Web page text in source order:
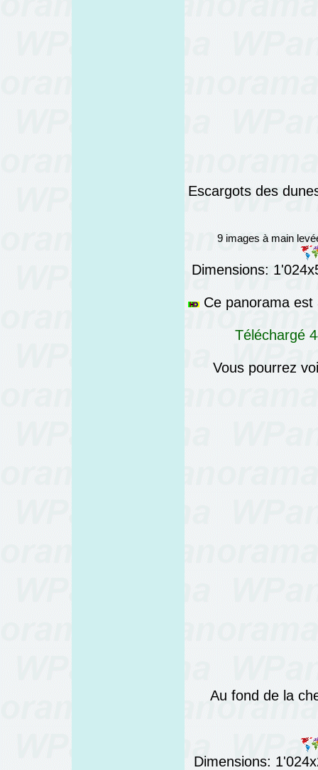
Escargots des
9 images à main
Dimensions:
Ce panorama est
Téléchargé
Vous pourrez
Au fond de la
Dimensions: